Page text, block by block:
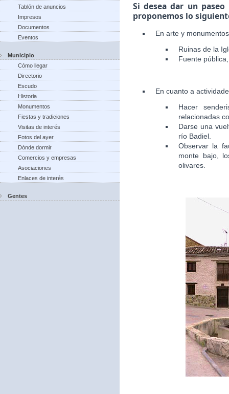
Tablón de anuncios
Impresos
Documentos
Eventos
Municipio
Cómo llegar
Directorio
Escudo
Historia
Monumentos
Fiestas y tradiciones
Visitas de interés
Fotos del ayer
Dónde dormir
Comercios y empresas
Asociaciones
Enlaces de interés
Gentes
Si desea dar un
proponemos lo
En arte y
Ruinas de la
Fuente
En cuanto a
Hacer
relacionadas
Darse una
río Badiel.
Observar la
monte bajo,
olivares.